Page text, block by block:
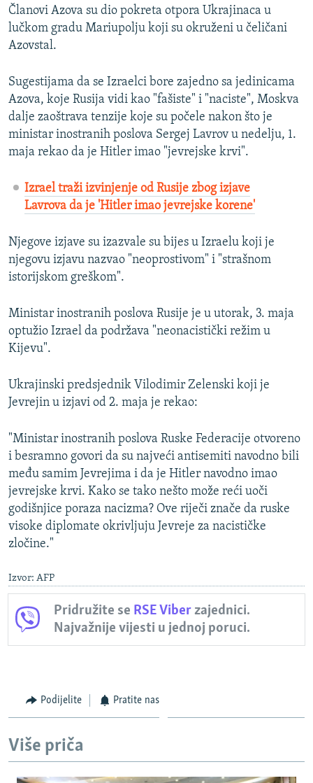
Članovi Azova su dio pokreta otpora Ukrajinaca u
lučkom gradu Mariupolju koji su okruženi u čeličani
Azovstal.
Sugestijama da se Izraelci bore zajedno sa jedinicama
Azova, koje Rusija vidi kao "fašiste" i "naciste", Moskva
dalje zaoštrava tenzije koje su počele nakon što je
ministar inostranih poslova Sergej Lavrov u nedelju, 1.
maja rekao da je Hitler imao "jevrejske krvi".
Izrael traži izvinjenje od Rusije zbog izjave
Lavrova da je 'Hitler imao jevrejske korene'
Njegove izjave su izazvale su bijes u Izraelu koji je
njegovu izjavu nazvao "neoprostivom" i "strašnom
istorijskom greškom".
Ministar inostranih poslova Rusije je u utorak, 3. maja
optužio Izrael da podržava "neonacistički režim u
Kijevu".
Ukrajinski predsjednik Vilodimir Zelenski koji je
Jevrejin u izjavi od 2. maja je rekao:
"Ministar inostranih poslova Ruske Federacije otvoreno
i besramno govori da su najveći antisemiti navodno bili
među samim Jevrejima i da je Hitler navodno imao
jevrejske krvi. Kako se tako nešto može reći uoči
godišnjice poraza nacizma? Ove riječi znače da ruske
visoke diplomate okrivljuju Jevreje za nacističke
zločine."
Izvor: AFP
Pridružite se RSE Viberzajednici.
Najvažnije vijesti u jednoj poruci.
Podijelite Pratite nas
Više priča